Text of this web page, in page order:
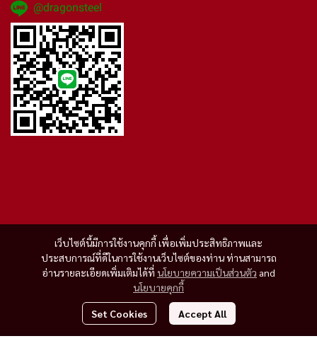
เว็บไซต์นี้มีการใช้งานคุกกี้ เพื่อเพิ่มประสิทธิภาพและ
ประสบการณ์ที่ดีในการใช้งานเว็บไซต์ของท่าน ท่านสามารถ
อ่านรายละเอียดเพิ่มเติมได้ที่ นโยบายความเป็นส่วนตัว and
นโยบายคุกกี้
Set Cookies Accept All
@dragonsteel